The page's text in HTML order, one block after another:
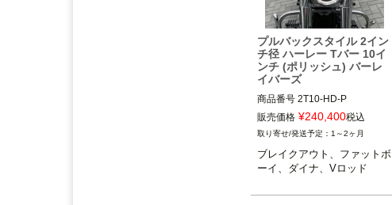
プルバックスタイル 2イン
チ径 ハーレー Tバー 10イ
ンチ (ポリッシュ) バーレ
イバーズ
商品番号 2T10-HD-P
販売価格 ¥240,400税込
1～2ヶ月
ブレイクアウト、ファットボ
ーイ、ダイナ、Vロッド